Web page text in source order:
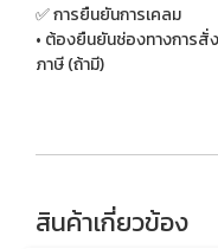
✅ การยืนยันการเคลม
• ต้องยืนยันช่องทางการสั่
ภาษี (ถ้ามี)
สินค้าเกี่ยวข้อง